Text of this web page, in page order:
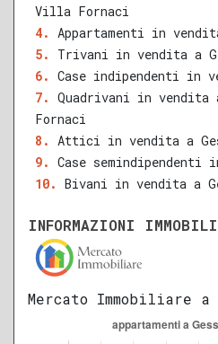
A B
Villa Fornaci
Appartamenti in
Trivani in vendita a
Case indipendenti in
Quadrivani in vendita
Fornaci
Attici in vendita a
Case semindipendenti
Bivani in vendita a
INFORMAZIONI
Mercato Immobiliare a